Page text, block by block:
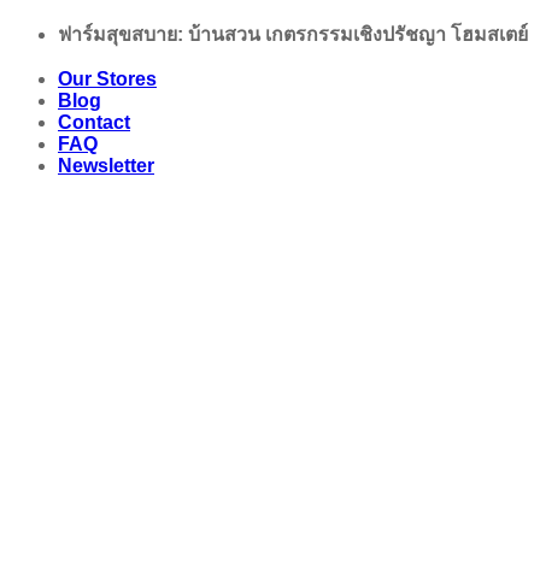
Skip
content
ฟาร์มสุขสบาย: บ้านสวน เกตรกรรมเชิงปรัชญา โฮมสเตย์
Our Stores
Blog
Contact
FAQ
Newsletter